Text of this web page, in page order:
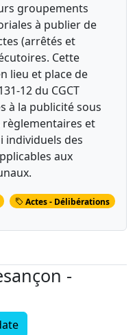
groupements
à publier de
(arrêtés et
Cette
lieu et place de
12 du CGCT
à la publicité sous
et
individuels des
aux
Actes - Délibérations
-